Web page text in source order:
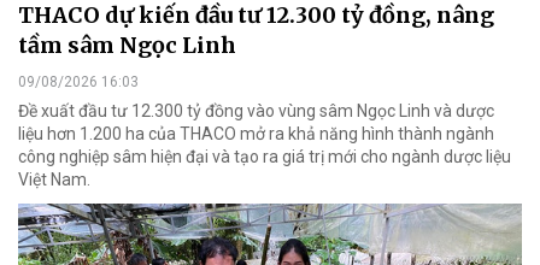
THACO dự kiến đầu tư 12.300 tỷ đồng, nâng
tầm sâm Ngọc Linh
09/08/2026 16:03
Đề xuất đầu tư 12.300 tỷ đồng vào vùng sâm Ngọc Linh và dược
liệu hơn 1.200 ha của THACO mở ra khả năng hình thành ngành
công nghiệp sâm hiện đại và tạo ra giá trị mới cho ngành dược liệu
Việt Nam.